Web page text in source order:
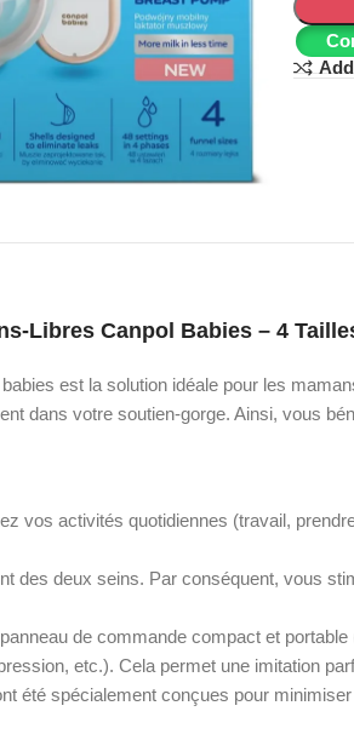
Libres Canpol Babies – 4
est la solution idéale pour les
dans votre soutien-gorge. Ainsi, vous
vos activités quotidiennes (travail,
des deux seins. Par conséquent, vous
de commande compact et
etc.). Cela permet une imitation
été spécialement conçues pour